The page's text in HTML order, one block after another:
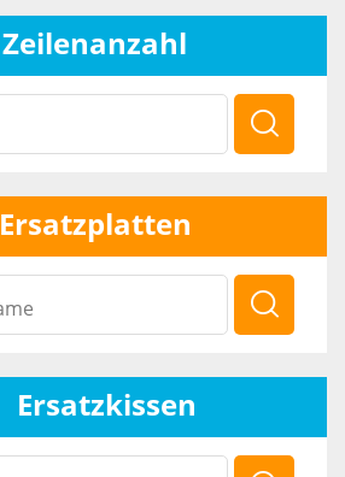
Zeilenanzahl
Ersatzplatten
Ersatzkissen